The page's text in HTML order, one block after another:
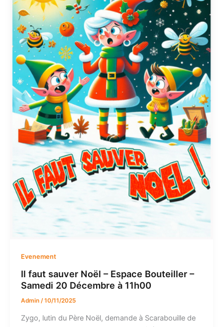
Evenement
Il faut sauver Noël – Espace Bouteiller –
Samedi 20 Décembre à 11h00
Admin /10/11/2025
Zygo, lutin du Père Noël, demande à Scarabouille de